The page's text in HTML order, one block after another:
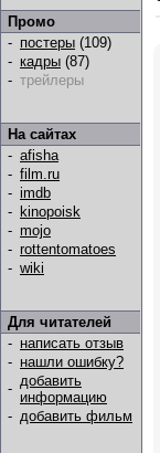
Промо
- постеры (109)
- кадры (87)
- трейлеры
На сайтах
- afisha
- film.ru
- imdb
- kinopoisk
- mojo
- rottentomatoes
- wiki
Для читателей
- написать отзыв
- нашли ошибку?
- добавить
информацию
- добавить фильм